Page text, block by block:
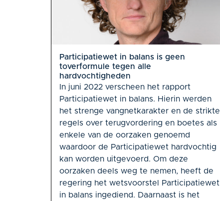
Participatiewet in balans is geen
toverformule tegen alle
hardvochtigheden
In juni 2022 verscheen het rapport
Participatiewet in balans. Hierin werden
het strenge vangnetkarakter en de strikte
regels over terugvordering en boetes als
enkele van de oorzaken genoemd
waardoor de Participatiewet hardvochtig
kan worden uitgevoerd. Om deze
oorzaken deels weg te nemen, heeft de
regering het wetsvoorstel Participatiewet
in balans ingediend. Daarnaast is het